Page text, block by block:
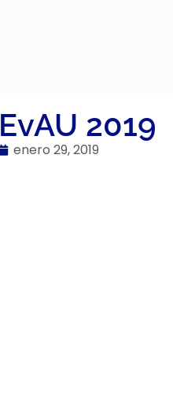
EvAU 2019
enero 29, 2019